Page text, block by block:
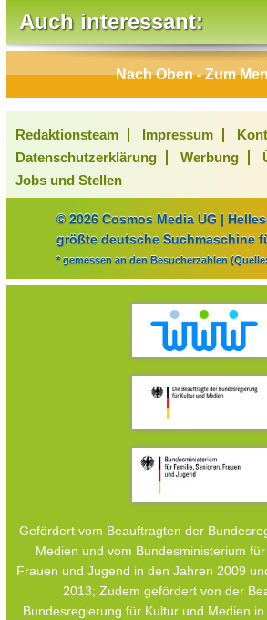
Auch interessant:
Nach Oben - Zum
Redaktionsteam Impressum
Datenschutzerklärung
Werbung
Jobs und Stellen
© 2026 Cosmos Media UG |
größte deutsche Suchmaschine
* gemessen an den Besucherzahlen (Quelle:
Gefördert vom Beauftragten der
Medien und vom Bundesministerium für
Frauen und Jugend in den Jahren 2009
2013; Zudem gefördert von der
Bundesregierung für Kultur und Medien